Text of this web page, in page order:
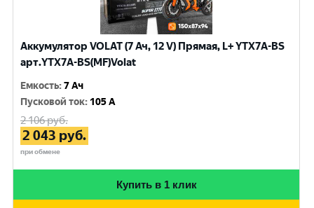
Аккумулятор VOLAT (7 Ач, 12 V) Прямая, L+ YTX7A-BS
арт.YTX7A-BS(MF)Volat
Емкость:7 Ач
Пусковой ток: 105 A
2 106руб.
2 043 руб.
при обмене
Купить в 1 клик